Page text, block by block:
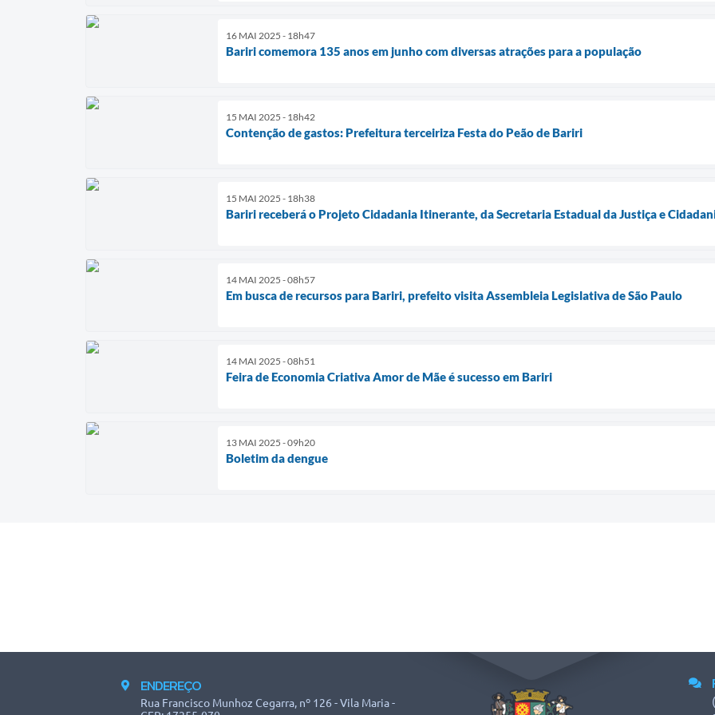
16 MAI 2025 - 18h47
Bariri comemora 135 anos em junho com diversas atrações para a população
15 MAI 2025 - 18h42
Contenção de gastos: Prefeitura terceiriza Festa do Peão de Bariri
15 MAI 2025 - 18h38
Bariri receberá o Projeto Cidadania Itinerante, da Secretaria Estadual da Justiça e
14 MAI 2025 - 08h57
Em busca de recursos para Bariri, prefeito visita Assembleia Legislativa de São Paulo
14 MAI 2025 - 08h51
Feira de Economia Criativa Amor de Mãe é sucesso em Bariri
13 MAI 2025 - 09h20
Boletim da dengue
ENDEREÇO
Rua Francisco Munhoz Cegarra, nº 126 - Vila Maria -